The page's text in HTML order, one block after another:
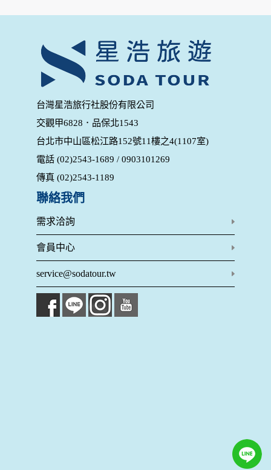
個人的資料，其範圍如下：
您所提供的姓名、電子郵件地址、聯絡方式及使用時間等。
於一般瀏覽時，伺服器會自行記錄相關行徑，包括您使用連線
設備的 IP 位址、使用時間、使用的瀏覽器、瀏覽及點選資料記
錄等，做為我們增進網站服務的參考依據，此記錄為內部應
用，決不對外公布。
為提供精確的服務，我們會將收集的問卷調查內容進行統計與
分析，分析結果之統計數據或說明文字呈現，除供內部研究
外，我們會視需要公佈統計數據及說明文字，但不涉及特定個
人之資料。
除非取得您的同意或其他法令之特別規定，本網站絕不會將您
的個人資料揭露予第三人或使用於蒐集目的以外之其他用途。
在您於本網站註冊帳號、使用本網站相關產品、服務、活動或
贈獎時，本網站會收集您的個人識別資料，本網站也可以從商
業夥伴處取得個人資料。
身份證字號、電子郵件、出生日期、性別、行業等相關資料，
當您註冊成功，並登入使用我們的服務後，我們即取得您的資
料。註冊時，本網站取得您的姓名、電話、住址、身份證字
成功，並登入使用我們的服務後，本網站即取得您的資料。
其他除了上述，會保留您在上網瀏覽或查詢時，伺服器自行產
生的相關記錄，包括您使用連線設備的 IP 位址、使用時間、使
用的瀏覽器、瀏覽及點選資料紀錄等。本網站會對個別連線者
的瀏覽器予以標示，歸納使用者瀏覽器在本網站內部所瀏覽的
台灣星浩旅行社股份有限公司
交觀甲6828．品保北1543
台北市中山區松江路152號11樓之4(1107室)
電話 (02)2543-1689 / 0903101269
傳真 (02)2543-1189
聯絡我們
需求洽詢
會員中心
service@sodatour.tw